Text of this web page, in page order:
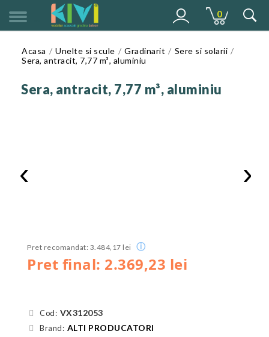
0
Acasa Unelte si scule Gradinarit
Sere si solarii
Sera, antracit, 7,77 m³, aluminiu
Sera, antracit, 7,77 m³, aluminiu
‹ ›
Pret final: 2.369,23 lei
Pret recomandat: 3.484,17 lei ⓘ
Cod: VX312053
Brand: ALTI PRODUCATORI